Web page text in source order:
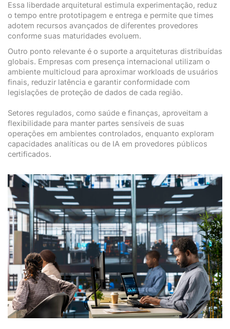
Essa liberdade arquitetural estimula experimentação, reduz
o tempo entre prototipagem e entrega e permite que times
adotem recursos avançados de diferentes provedores
conforme suas maturidades evoluem.
Outro ponto relevante é o suporte a arquiteturas distribuídas
globais. Empresas com presença internacional utilizam o
ambiente multicloud para aproximar workloads de usuários
finais, reduzir latência e garantir conformidade com
legislações de proteção de dados de cada região.
Setores regulados, como saúde e finanças, aproveitam a
flexibilidade para manter partes sensíveis de suas
operações em ambientes controlados, enquanto exploram
capacidades analíticas ou de IA em provedores públicos
certificados.